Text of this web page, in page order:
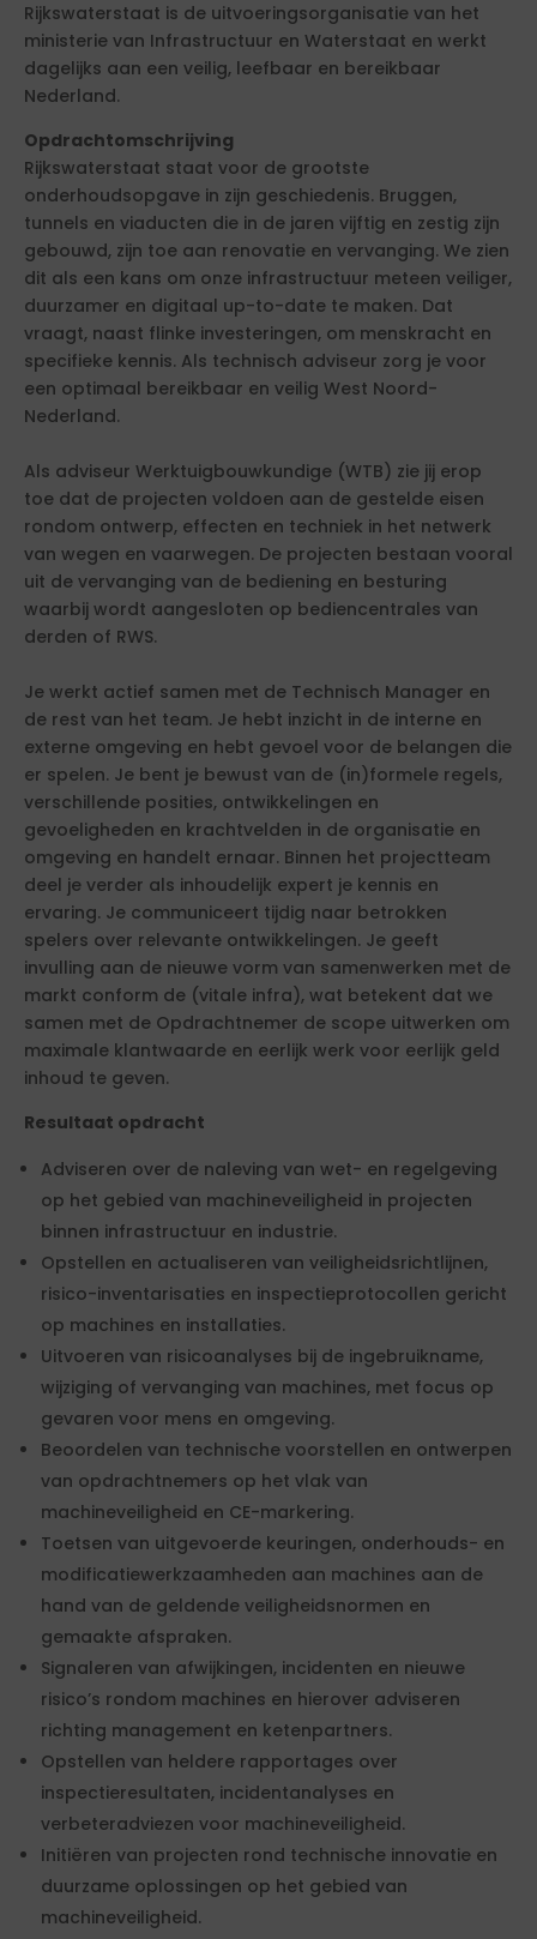
Rijkswaterstaat is de uitvoeringsorganisatie van het
ministerie van Infrastructuur en Waterstaat en werkt
dagelijks aan een veilig, leefbaar en bereikbaar
Nederland.
Opdrachtomschrijving
Rijkswaterstaat staat voor de grootste
onderhoudsopgave in zijn geschiedenis. Bruggen,
tunnels en viaducten die in de jaren vijftig en zestig zijn
gebouwd, zijn toe aan renovatie en vervanging. We zien
dit als een kans om onze infrastructuur meteen veiliger,
duurzamer en digitaal up-to-date te maken. Dat
vraagt, naast flinke investeringen, om menskracht en
specifieke kennis. Als technisch adviseur zorg je voor
een optimaal bereikbaar en veilig West Noord-
Nederland.
Als adviseur Werktuigbouwkundige (WTB) zie jij erop
toe dat de projecten voldoen aan de gestelde eisen
rondom ontwerp, effecten en techniek in het netwerk
van wegen en vaarwegen. De projecten bestaan vooral
uit de vervanging van de bediening en besturing
waarbij wordt aangesloten op bediencentrales van
derden of RWS.
Je werkt actief samen met de Technisch Manager en
de rest van het team. Je hebt inzicht in de interne en
externe omgeving en hebt gevoel voor de belangen die
er spelen. Je bent je bewust van de (in)formele regels,
verschillende posities, ontwikkelingen en
gevoeligheden en krachtvelden in de organisatie en
omgeving en handelt ernaar. Binnen het projectteam
deel je verder als inhoudelijk expert je kennis en
ervaring. Je communiceert tijdig naar betrokken
spelers over relevante ontwikkelingen. Je geeft
invulling aan de nieuwe vorm van samenwerken met de
markt conform de (vitale infra), wat betekent dat we
samen met de Opdrachtnemer de scope uitwerken om
maximale klantwaarde en eerlijk werk voor eerlijk geld
inhoud te geven.
Resultaat opdracht
Adviseren over de naleving van wet- en regelgeving
op het gebied van machineveiligheid in projecten
binnen infrastructuur en industrie.
Opstellen en actualiseren van veiligheidsrichtlijnen,
risico-inventarisaties en inspectieprotocollen gericht
op machines en installaties.
Uitvoeren van risicoanalyses bij de ingebruikname,
wijziging of vervanging van machines, met focus op
gevaren voor mens en omgeving.
Beoordelen van technische voorstellen en ontwerpen
van opdrachtnemers op het vlak van
machineveiligheid en CE-markering.
Toetsen van uitgevoerde keuringen, onderhouds- en
modificatiewerkzaamheden aan machines aan de
hand van de geldende veiligheidsnormen en
gemaakte afspraken.
Signaleren van afwijkingen, incidenten en nieuwe
risico’s rondom machines en hierover adviseren
richting management en ketenpartners.
Opstellen van heldere rapportages over
inspectieresultaten, incidentanalyses en
verbeteradviezen voor machineveiligheid.
Initiëren van projecten rond technische innovatie en
duurzame oplossingen op het gebied van
machineveiligheid.